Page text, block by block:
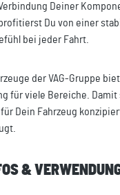
Deiner
Du von einer
bei jeder Fahrt.
der VAG-Gruppe
für viele Bereiche. Damit
Dein Fahrzeug
&